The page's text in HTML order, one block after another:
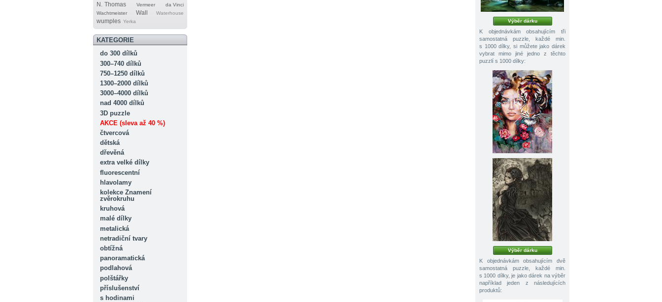
N. Thomas
Vermeer
da Vinci
Wachtmeister
Wall Waterhouse
wumples Yerka
KATEGORIE
do 300 dílků
300–740 dílků
750–1250 dílků
1300–2000 dílků
3000–4000 dílků
nad 4000 dílků
3D puzzle
AKCE (sleva až 40 %)
čtvercová
dětská
dřevěná
extra velké dílky
fluorescentní
hlavolamy
kolekce Znamení
zvěrokruhu
kruhová
malé dílky
metalická
netradiční tvary
obtížná
panoramatická
podlahová
polštářky
příslušenství
s hodinami
Výběr dárku
K objednávkám obsahujícím tři
samostatná puzzle, každé min.
s 1000 dílky, si můžete jako dárek
vybrat mimo jiné jedno z těchto
puzzlí s 1000 dílky:
Výběr dárku
K objednávkám obsahujícím dvě
samostatná puzzle, každé min.
s 1000 dílky, je jako dárek na výběr
například jeden z následujících
produktů: